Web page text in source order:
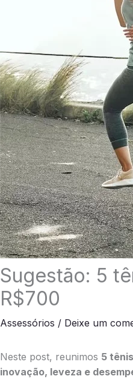
Sugestão: 5
R$700
Assessórios / Deixe um
Neste post, reunimos 5
inovação, leveza e